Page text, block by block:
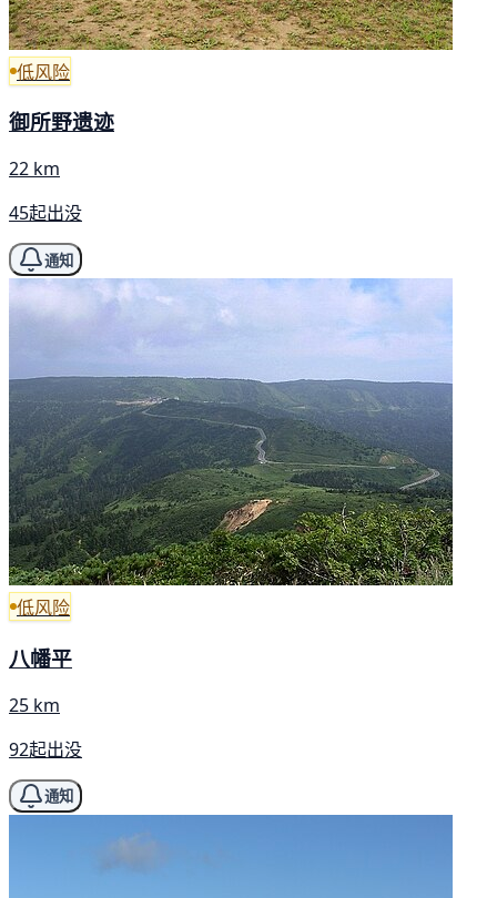
低风险
御所野遗迹
22 km
45起出没
通知
低风险
八幡平
25 km
92起出没
通知